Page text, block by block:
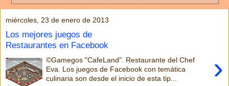
miércoles, 23 de enero de 2013
Los mejores juegos de
Restaurantes en Facebook
›
©Gamegos "CafeLand". Restaurante del Chef
Eva. Los juegos de Facebook con temática
culinaria son desde el inicio de esta tip...